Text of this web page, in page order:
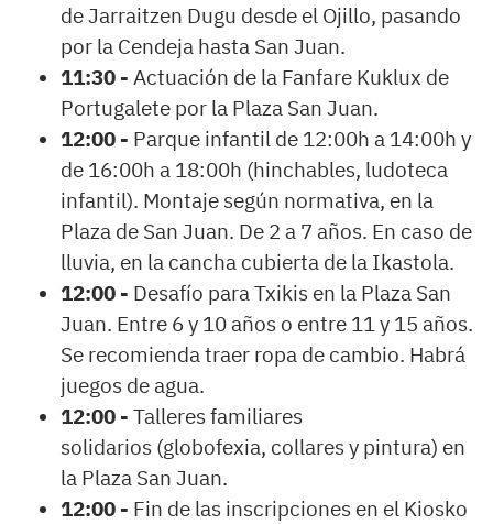
de Jarraitzen Dugu desde el Ojillo, pasando
por la Cendeja hasta San Juan.
11:30 - Actuación de la Fanfare Kuklux de
Portugalete por la Plaza San Juan.
12:00 - Parque infantil de 12:00h a 14:00h y
de 16:00h a 18:00h (hinchables, ludoteca
infantil). Montaje según normativa, en la
Plaza de San Juan. De 2 a 7 años. En caso de
lluvia, en la cancha cubierta de la Ikastola.
12:00 - Desafío para Txikis en la Plaza San
Juan. Entre 6 y 10 años o entre 11 y 15 años.
Se recomienda traer ropa de cambio. Habrá
juegos de agua.
12:00 - Talleres familiares
solidarios (globofexia, collares y pintura) en
la Plaza San Juan.
12:00 - Fin de las inscripciones en el Kiosko